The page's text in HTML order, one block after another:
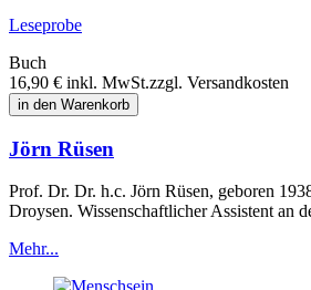
Leseprobe
Buch
16,90 € inkl. MwSt.zzgl. Versandkosten
in den Warenkorb
Jörn Rüsen
Prof. Dr. Dr. h.c. Jörn Rüsen, geboren
Droysen. Wissenschaftlicher Assistent an
Mehr...